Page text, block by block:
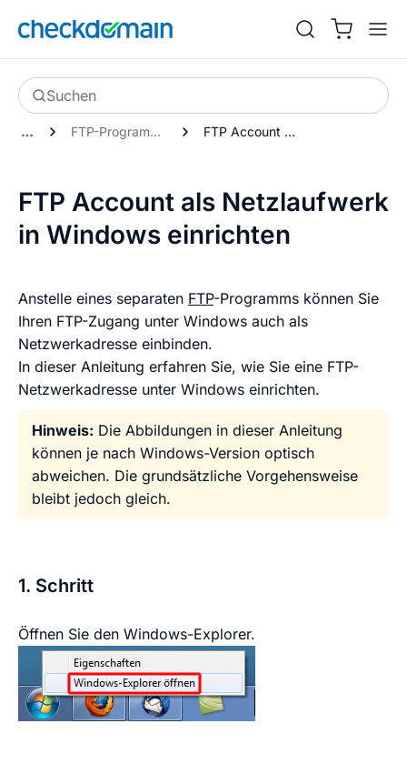
Suchen
FTP-Programme FTP Account als Netzlaufwerk in Windows einrichten
FTP Account als Netzlaufwerk
in Windows einrichten
Anstelle eines separaten FTP-Programms können Sie
Ihren FTP-Zugang unter Windows auch als
Netzwerkadresse einbinden.
In dieser Anleitung erfahren Sie, wie Sie eine FTP-
Netzwerkadresse unter Windows einrichten.
Hinweis: Die Abbildungen in dieser Anleitung
können je nach Windows-Version optisch
abweichen. Die grundsätzliche Vorgehensweise
bleibt jedoch gleich.
1. Schritt
Öffnen Sie den Windows-Explorer.